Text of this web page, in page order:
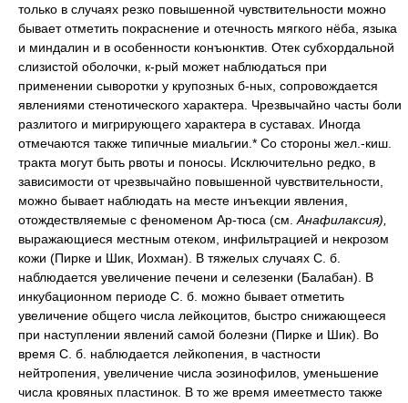
только в случаях резко повышенной чувствительности можно
бывает отметить покраснение и отечность мягкого нёба, языка
и миндалин и в особенности конъюнктив. Отек субхордальной
слизистой оболочки, к-рый может наблюдаться при
применении сыворотки у крупозных б-ных, сопровождается
явлениями стенотического характера. Чрезвычайно часты боли
разлитого и мигрирующего характера в суставах. Иногда
отмечаются также типичные миальгии.* Со стороны жел.-киш.
тракта могут быть рвоты и поносы. Исключительно редко, в
зависимости от чрезвычайно повышенной чувствительности,
можно бывает наблюдать на месте инъекции явления,
отождествляемые с феноменом Ар-тюса (см. Анафилаксия),
выражающиеся местным отеком, инфильтрацией и некрозом
кожи (Пирке и Шик, Иохман). В тяжелых случаях С. б.
наблюдается увеличение печени и селезенки (Балабан). В
инкубационном периоде С. б. можно бывает отметить
увеличение общего числа лейкоцитов, быстро снижающееся
при наступлении явлений самой болезни (Пирке и Шик). Во
время С. б. наблюдается лейкопения, в частности
нейтропения, увеличение числа эозинофилов, уменьшение
числа кровяных пластинок. В то же время имеетместо также